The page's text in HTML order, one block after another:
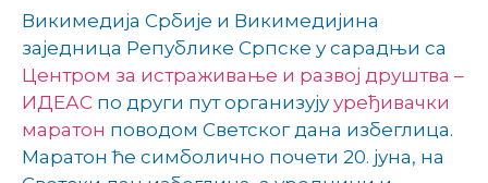
Викимедија Србије и Викимедијина
заједница Републике Српске у сарадњи са
Центром за истраживање и развој друштва –
ИДЕАС по други пут организујууређивачки
маратон поводом Светског дана избеглица.
Маратон ће симболично почети 20. јуна, на